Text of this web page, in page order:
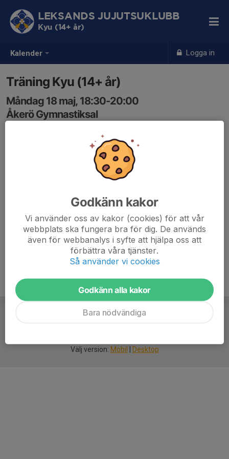
Kalender Logga in
LEKSANDS JUJUTSUKLUBB
Kyu (14+ år)
Träning Kyu (14+ år)
Måndag 18 maj, 18:30-20:00
Åkerö Gymnastiksal
Välj version: Mobil Desktop
Godkänn kakor
Vi använder oss av kakor (cookies) för att vår
webbplats ska fungera bra för dig. De används
även för webbanalys i syfte att hjälpa oss att
förbättra våra tjänster.
Så använder vi cookies
Godkänn alla kakor
Bara nödvändiga